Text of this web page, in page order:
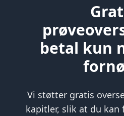
betal kun
Vi støtter gratis
kapitler, slik at du